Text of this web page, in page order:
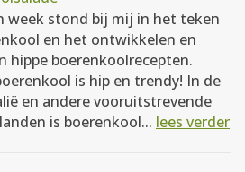
week stond bij mij in het teken
en het ontwikkelen en
hippe boerenkoolrecepten.
is hip en trendy! In de
en andere vooruitstrevende
is boerenkool... lees verder